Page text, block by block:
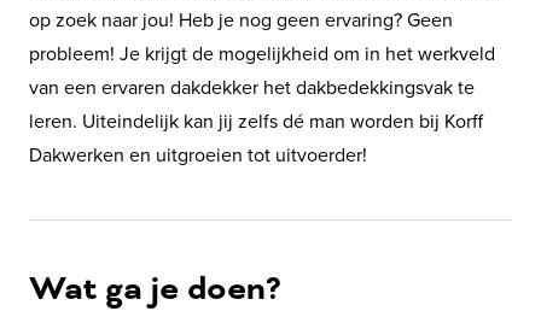
op zoek naar jou! Heb je nog geen ervaring? Geen
probleem! Je krijgt de mogelijkheid om in het werkveld
van een ervaren dakdekker het dakbedekkingsvak te
leren. Uiteindelijk kan jij zelfs dé man worden bij Korff
Dakwerken en uitgroeien tot uitvoerder!
Wat ga je doen?